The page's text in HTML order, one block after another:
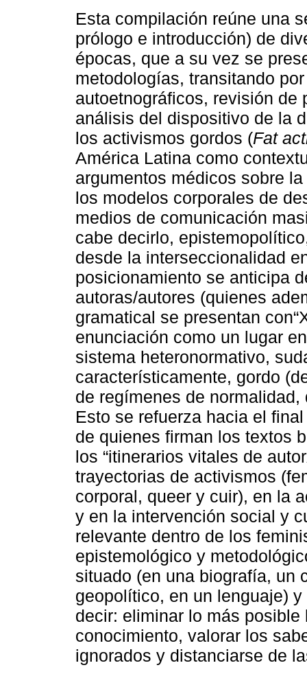
Esta compilación reúne una
prólogo e introducción) de
épocas, que a su vez se
metodologías, transitando
autoetnográficos, revisión
análisis del dispositivo de la
los activismos gordos (Fat
América Latina como
argumentos médicos sobre
los modelos corporales de
medios de comunicación
cabe decirlo,
desde la interseccionalidad
posicionamiento se anticipa
autoras/autores (quienes
gramatical se presentan
enunciación como un lugar
sistema heteronormativo,
característicamente, gordo
de regímenes de
Esto se refuerza hacia el
de quienes firman los textos
los “itinerarios vitales de
trayectorias de activismos
corporal, queer y cuir), en la
y en la intervención social y
relevante dentro de los
epistemológico y
situado (en una biografía, un
geopolítico, en un lenguaje)
decir: eliminar lo más
conocimiento, valorar los
ignorados y distanciarse de